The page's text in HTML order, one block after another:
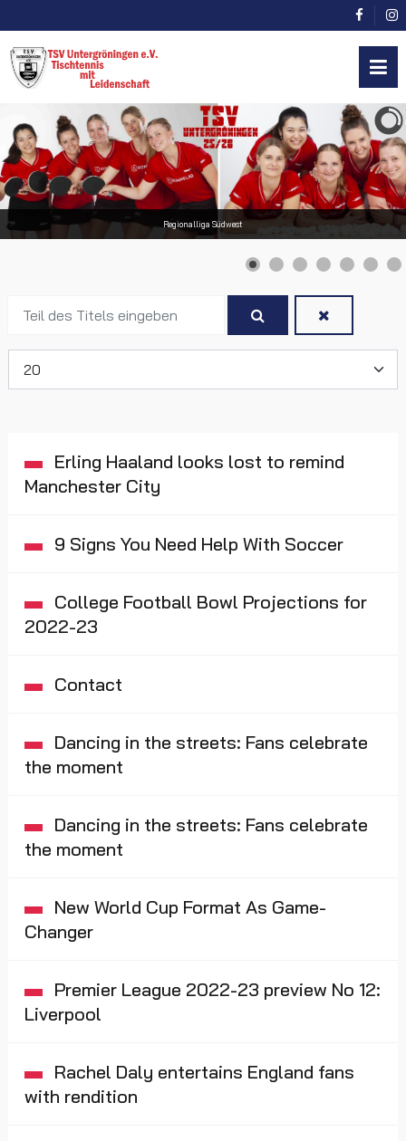
Regionalliga Südwest
des
eingeben
Erling Haaland looks lost to remind
Manchester City
9 Signs You Need Help With Soccer
College Football Bowl Projections for
2022-23
Contact
Dancing in the streets: Fans celebrate
the moment
Dancing in the streets: Fans celebrate
the moment
New World Cup Format As Game-
Changer
Premier League 2022-23 preview No 12:
Liverpool
Rachel Daly entertains England fans
with rendition